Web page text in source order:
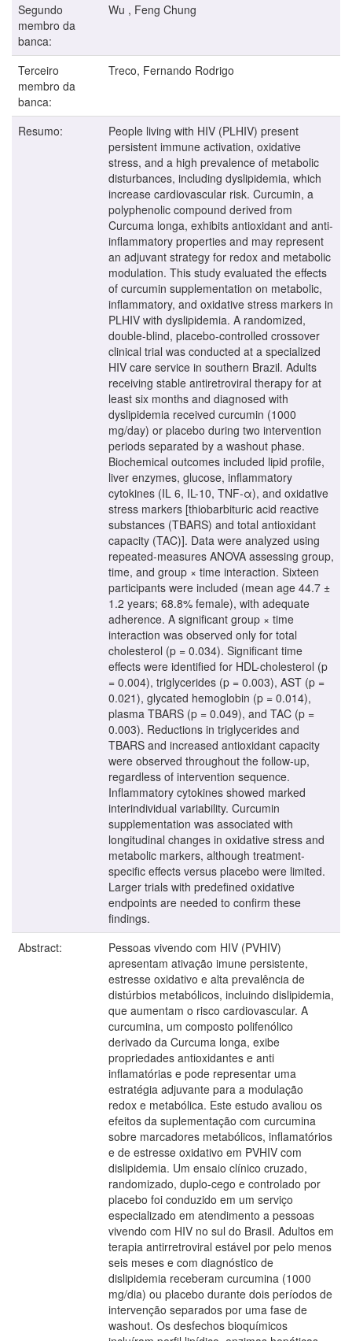
Segundo
membro da
banca:
Wu , Feng Chung
Terceiro
membro da
banca:
Treco, Fernando Rodrigo
Resumo:
People living with HIV (PLHIV) present
persistent immune activation, oxidative
stress, and a high prevalence of metabolic
disturbances, including dyslipidemia, which
increase cardiovascular risk. Curcumin, a
polyphenolic compound derived from
Curcuma longa, exhibits antioxidant and anti-
inflammatory properties and may represent
an adjuvant strategy for redox and metabolic
modulation. This study evaluated the effects
of curcumin supplementation on metabolic,
inflammatory, and oxidative stress markers in
PLHIV with dyslipidemia. A randomized,
double-blind, placebo-controlled crossover
clinical trial was conducted at a specialized
HIV care service in southern Brazil. Adults
receiving stable antiretroviral therapy for at
least six months and diagnosed with
dyslipidemia received curcumin (1000
mg/day) or placebo during two intervention
periods separated by a washout phase.
Biochemical outcomes included lipid profile,
liver enzymes, glucose, inflammatory
cytokines (IL 6, IL-10, TNF-α), and oxidative
stress markers [thiobarbituric acid reactive
substances (TBARS) and total antioxidant
capacity (TAC)]. Data were analyzed using
repeated-measures ANOVA assessing group,
time, and group × time interaction. Sixteen
participants were included (mean age 44.7 ±
1.2 years; 68.8% female), with adequate
adherence. A significant group × time
interaction was observed only for total
cholesterol (p = 0.034). Significant time
effects were identified for HDL-cholesterol (p
= 0.004), triglycerides (p = 0.003), AST (p =
0.021), glycated hemoglobin (p = 0.014),
plasma TBARS (p = 0.049), and TAC (p =
0.003). Reductions in triglycerides and
TBARS and increased antioxidant capacity
were observed throughout the follow-up,
regardless of intervention sequence.
Inflammatory cytokines showed marked
interindividual variability. Curcumin
supplementation was associated with
longitudinal changes in oxidative stress and
metabolic markers, although treatment-
specific effects versus placebo were limited.
Larger trials with predefined oxidative
endpoints are needed to confirm these
findings.
Abstract:
Pessoas vivendo com HIV (PVHIV)
apresentam ativação imune persistente,
estresse oxidativo e alta prevalência de
distúrbios metabólicos, incluindo dislipidemia,
que aumentam o risco cardiovascular. A
curcumina, um composto polifenólico
derivado da Curcuma longa, exibe
propriedades antioxidantes e anti
inflamatórias e pode representar uma
estratégia adjuvante para a modulação
redox e metabólica. Este estudo avaliou os
efeitos da suplementação com curcumina
sobre marcadores metabólicos, inflamatórios
e de estresse oxidativo em PVHIV com
dislipidemia. Um ensaio clínico cruzado,
randomizado, duplo-cego e controlado por
placebo foi conduzido em um serviço
especializado em atendimento a pessoas
vivendo com HIV no sul do Brasil. Adultos em
terapia antirretroviral estável por pelo menos
seis meses e com diagnóstico de
dislipidemia receberam curcumina (1000
mg/dia) ou placebo durante dois períodos de
intervenção separados por uma fase de
washout. Os desfechos bioquímicos